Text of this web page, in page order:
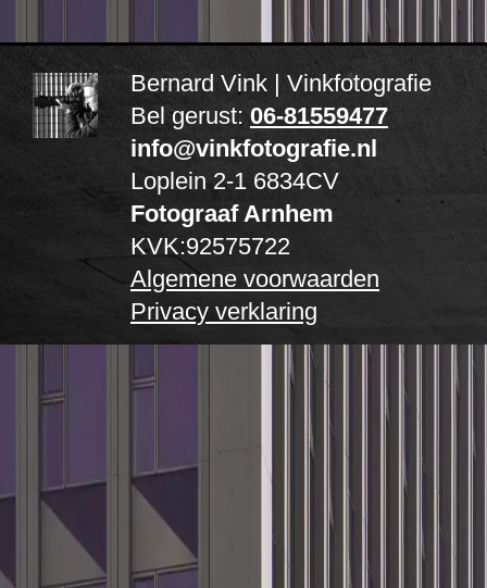
Bernard Vink | Vinkfotografie
Bel gerust: 06-81559477
info@vinkfotografie.nl
Loplein 2-1 6834CV
Fotograaf Arnhem
KVK:92575722
Algemene voorwaarden
Privacy verklaring